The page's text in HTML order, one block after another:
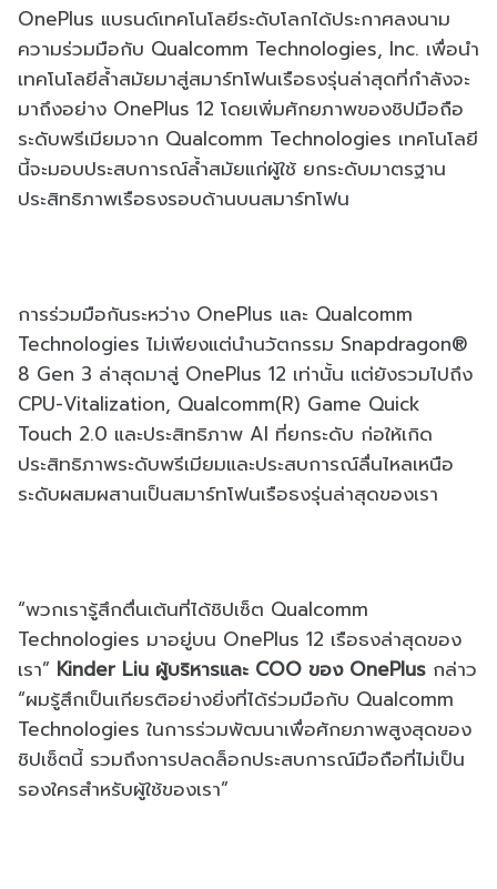
OnePlus แบรนด์เทคโนโลยีระดับโลกได้ประกาศลงนาม
ความร่วมมือกับ Qualcomm Technologies, Inc. เพื่อนำ
เทคโนโลยีล้ำสมัยมาสู่สมาร์ทโฟนเรือธงรุ่นล่าสุดที่กำลังจะ
มาถึงอย่าง OnePlus 12 โดยเพิ่มศักยภาพของชิปมือถือ
ระดับพรีเมียมจาก Qualcomm Technologies เทคโนโลยี
นี้จะมอบประสบการณ์ล้ำสมัยแก่ผู้ใช้ ยกระดับมาตรฐาน
ประสิทธิภาพเรือธงรอบด้านบนสมาร์ทโฟน
การร่วมมือกันระหว่าง OnePlus และ Qualcomm
Technologies ไม่เพียงแต่นำนวัตกรรม Snapdragon®
8 Gen 3 ล่าสุดมาสู่ OnePlus 12 เท่านั้น แต่ยังรวมไปถึง
CPU-Vitalization, Qualcomm(R) Game Quick
Touch 2.0 และประสิทธิภาพ AI ที่ยกระดับ ก่อให้เกิด
ประสิทธิภาพระดับพรีเมียมและประสบการณ์ลื่นไหลเหนือ
ระดับผสมผสานเป็นสมาร์ทโฟนเรือธงรุ่นล่าสุดของเรา
“พวกเรารู้สึกตื่นเต้นที่ได้ชิปเซ็ต Qualcomm
Technologies มาอยู่บน OnePlus 12 เรือธงล่าสุดของ
เรา” Kinder Liu ผู้บริหารและ COO ของ OnePlus กล่าว
“ผมรู้สึกเป็นเกียรติอย่างยิ่งที่ได้ร่วมมือกับ Qualcomm
Technologies ในการร่วมพัฒนาเพื่อศักยภาพสูงสุดของ
ชิปเซ็ตนี้ รวมถึงการปลดล็อกประสบการณ์มือถือที่ไม่เป็น
รองใครสำหรับผู้ใช้ของเรา”